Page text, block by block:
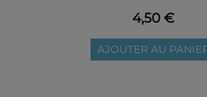
4,50 €
AJOUTER AU